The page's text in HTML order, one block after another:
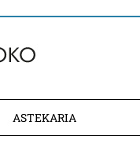
ASTEKARIA